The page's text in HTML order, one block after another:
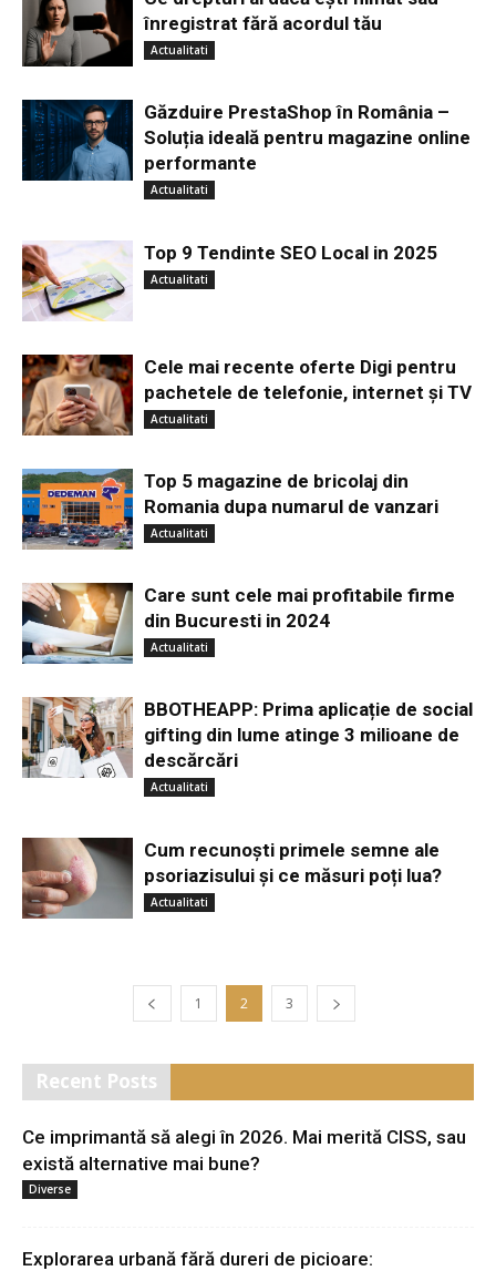
înregistrat fără acordul tău
Actualitati
Găzduire PrestaShop în România –
Soluția ideală pentru magazine online
performante
Actualitati
Top 9 Tendinte SEO Local in 2025
Actualitati
Cele mai recente oferte Digi pentru
pachetele de telefonie, internet și TV
Actualitati
Top 5 magazine de bricolaj din
Romania dupa numarul de vanzari
Actualitati
Care sunt cele mai profitabile firme
din Bucuresti in 2024
Actualitati
BBOTHEAPP: Prima aplicație de social
gifting din lume atinge 3 milioane de
descărcări
Actualitati
Cum recunoști primele semne ale
psoriazisului și ce măsuri poți lua?
Actualitati
1 2 3
Recent Posts
Ce imprimantă să alegi în 2026. Mai merită CISS, sau
există alternative mai bune?
Diverse
Explorarea urbană fără dureri de picioare: